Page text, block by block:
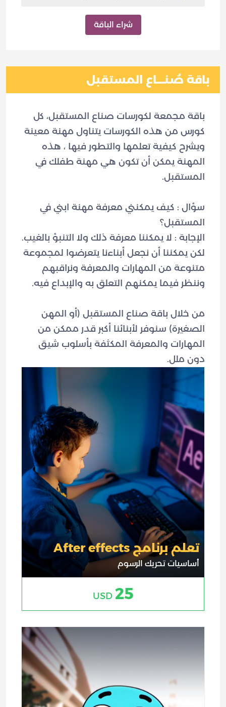
شراء الباقة
باقة صُنـــاع المستقبل
باقة مجمعة لكورسات صناع المستقبل، كل
كورس من هذه الكورسات يتناول مهنة معينة
ويشرح كيفية تعلمها والتطور فيها ، هذه
المهنة يمكن أن تكون هي مهنة طفلك في
سؤال : كيف يمكنني معرفة مهنة ابني في
لكن يمكننا أن نجعل أبناءنا يتعرضوا لمجموعة
متنوعة من المهارات والمعرفة ونراقبهم
من خلال باقة صناع المستقبل (أو المهن
الصغيرة) سنوفر لأبنائنا أكبر قدر ممكن من
المهارات والمعرفة المكثفة بأسلوب شيق
دون ملل.
تعلم برنامج After effects
أساسيات تحريك الرسوم
25
USD